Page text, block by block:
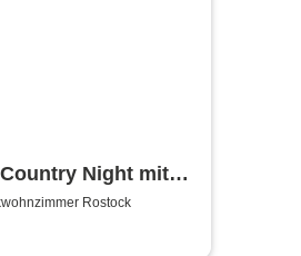
Night mit
& David
Musikwohnzimmer
Rostock